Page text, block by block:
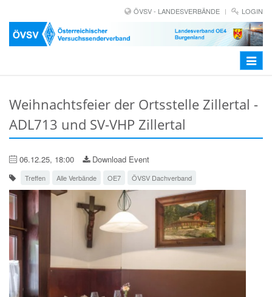
ÖVSV - LANDESVERBÄNDE LOGIN
Toggle
Weihnachtsfeier der Ortsstelle Zillertal -
ADL713 und SV-VHP Zillertal
06.12.25, 18:00 Download Event
Treffen Alle Verbände OE7 ÖVSV Dachverband